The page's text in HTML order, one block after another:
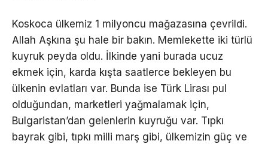
Koskoca ülkemiz 1 milyoncu mağazasına çevrildi.
Allah Aşkına şu hale bir bakın. Memlekette iki türlü
kuyruk peyda oldu. İlkinde yani burada ucuz
ekmek için, karda kışta saatlerce bekleyen bu
ülkenin evlatları var. Bunda ise Türk Lirası pul
olduğundan, marketleri yağmalamak için,
Bulgaristan’dan gelenlerin kuyruğu var. Tıpkı
bayrak gibi, tıpkı milli marş gibi, ülkemizin güç ve